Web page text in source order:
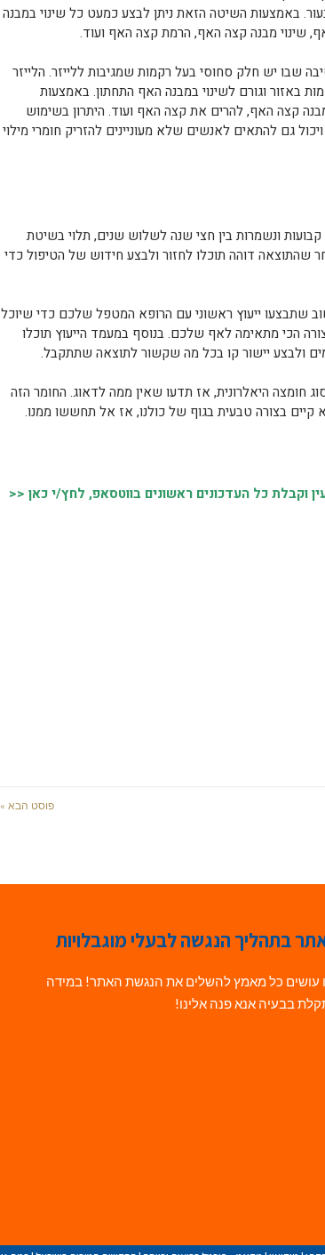
באמצעות השיטה הזאת ניתן לבצע כמעט כל שינוי במבנה
שינוי מבנה קצה האף, הרמת קצה האף ועוד.
שבו יש חלק סחוסי בעל רקמות שמגיבות ללייזר. הלייזר
באזור וגורם לשינוי במבנה האף התחתון. באמצעות
קצה האף, להרים את קצה האף ועוד. היתרון בשימוש
גם להתאים לאנשים שלא מעוניינים להזריק חומרי מילוי
ונשמרות בין חצי שנה לשלוש שנים, תלוי בשיטת
שהתוצאה דוהה תוכלו לחזור ולבצע חידוש של הטיפול כדי
שתבצעו ייעוץ ראשוני עם הרופא המטפל שלכם כדי שיוכל
הכי מתאימה לאף שלכם. בנוסף במעמד הייעוץ תוכלו
ולבצע יישור קו בכל מה שקשור לתוצאה שתתקבל.
חומצה היאלרונית, אז תדעו שאין ממה לדאוג. החומר הזה
בצורה טבעית בגוף של כולנו, אז אל תחששו ממנו.
כל העדכונים ראשונים בווטסאפ, לחץ/י כאן <<
פוסט הבא »
בתהליך הנגשה לבעלי מוגבלויות
עושים כל מאמץ להשלים את הנגשת האתר! במידה
בבעיה אנא פנה אלינו!